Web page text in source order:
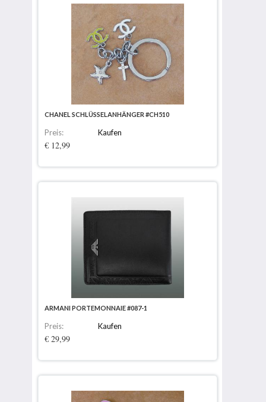
CHANEL SCHLÜSSELANHÄNGER #CH510
Preis:
€ 12,99
Kaufen
ARMANI PORTEMONNAIE #087-1
Preis:
€ 29,99
Kaufen